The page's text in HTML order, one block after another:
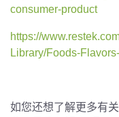
consumer-product
https://
Library/Foods-
如您还想了解更多有